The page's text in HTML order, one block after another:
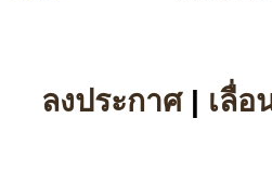
ลงประกาศ| เลื่อ